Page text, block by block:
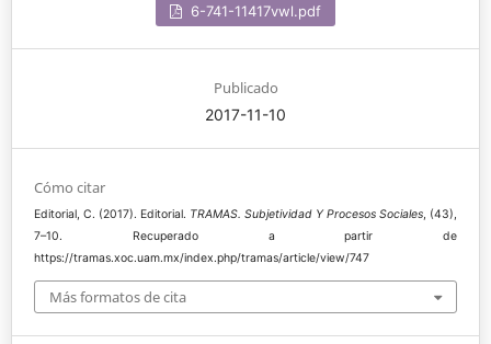
6-741-11417vwl.pdf
Publicado
2017-11-10
Cómo citar
Editorial, C. (2017). Editorial. TRAMAS. Subjetividad Y Procesos Sociales, (43),
7–10. Recuperado a partir de
https://tramas.xoc.uam.mx/index.php/tramas/article/view/747
Más formatos de cita